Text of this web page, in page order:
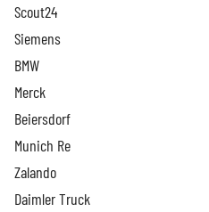
Scout24
Siemens
BMW
Merck
Beiersdorf
Munich Re
Zalando
Daimler Truck